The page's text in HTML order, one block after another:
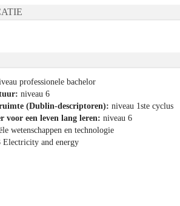
professionele bachelor
niveau 6
(Dublin-descriptoren): niveau 1ste cyclus
voor een leven lang leren: niveau 6
wetenschappen en technologie
Electricity and energy